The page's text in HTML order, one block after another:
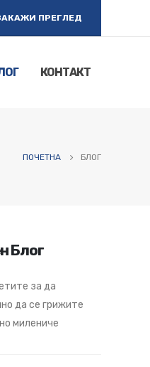
ПРЕГЛЕД
КОНТАКТ
ПОЧЕТНА БЛОГ
Блог
за да
да се грижите
милениче